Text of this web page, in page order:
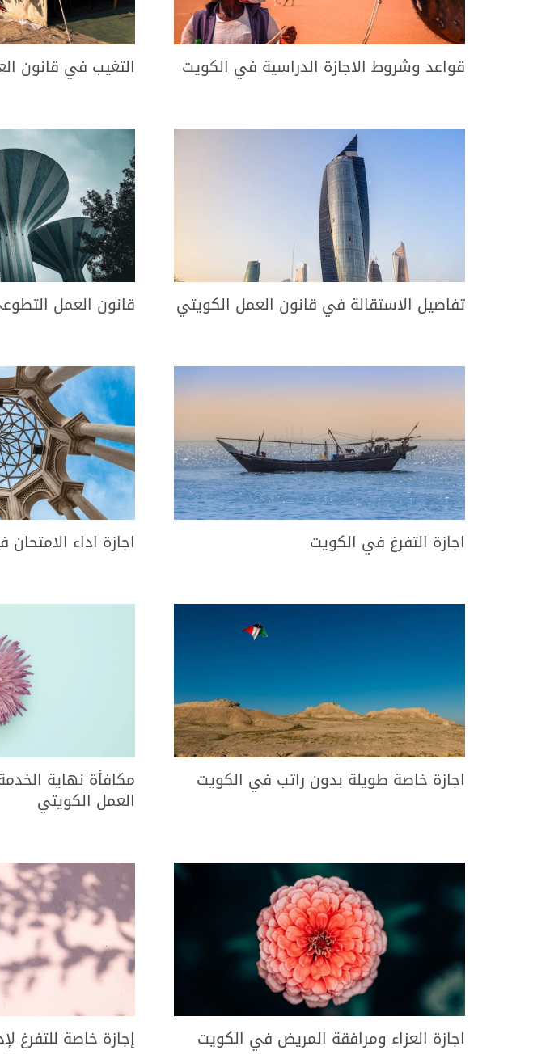
قواعد وشروط الاجازة الدراسية في الكويت التغيب في قانون
تفاصيل الاستقالة في قانون العمل الكويتي قانون العمل
اجازة التفرغ في الكويت اجازة اداء
اجازة خاصة طويلة بدون راتب في الكويت مكافأة نهاية
العمل الكويتي
اجازة العزاء ومرافقة المريض في الكويت إجازة خاصة للتفرغ